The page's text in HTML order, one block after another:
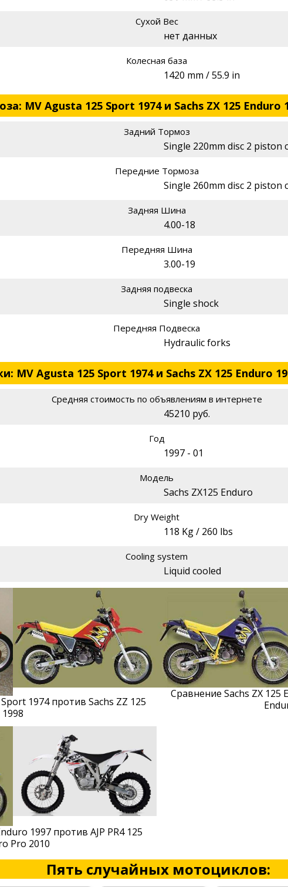
Сухой Вес
нет данных
Колесная база
1420 mm / 55.9 in
MV Agusta 125 Sport 1974 и Sachs ZX 125 Enduro
Задний Тормоз
Single 220mm disc 2 piston
Передние Тормоза
Single 260mm disc 2 piston
Задняя Шина
4.00-18
Передняя Шина
3.00-19
Задняя подвеска
Single shock
Передняя Подвеска
Hydraulic forks
MV Agusta 125 Sport 1974 и Sachs ZX 125 Enduro
Средняя стоимость по объявлениям в интернете
45210 руб.
Год
1997 - 01
Модель
Sachs ZX125 Enduro
Dry Weight
118 Kg / 260 lbs
Cooling system
Liquid cooled
1974 против Sachs ZZ 125
1998
Сравнение Sachs ZX 125
1997 против AJP PR4 125
Pro 2010
Пять случайных мотоциклов: